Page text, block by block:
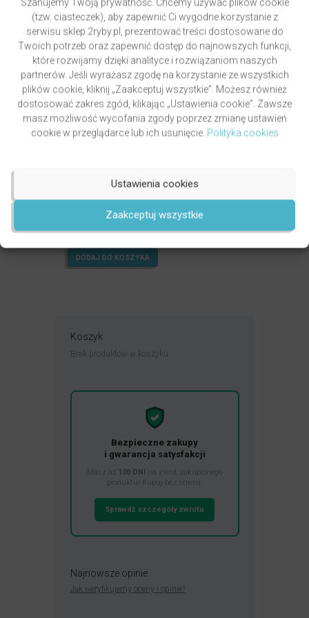
(tzw. ciasteczek), aby zapewnić Ci wygodne korzystanie z
serwisu sklep.2ryby.pl, prezentować treści dostosowane do
Twoich potrzeb oraz zapewnić dostęp do najnowszych funkcji,
które rozwijamy dzięki analityce i rozwiązaniom naszych
partnerów. Jeśli wyrażasz zgodę na korzystanie ze wszystkich
plików cookie, kliknij „Zaakceptuj wszystkie”. Możesz również
dostosować zakres zgód, klikając „Ustawienia cookie”. Zawsze
masz możliwość wycofania zgody poprzez zmianę ustawień
cookie w przeglądarce lub ich usunięcie. Polityka cookies
Zaakceptuj wszystkie
Ustawienia cookies
PAWLUKIEWICZ | BECZ I DZWOŃ DZWONECZKIEM
(KSIĄŻKA)
ks. Piotr Pawlukiewicz
Oceniony
DODAJ DO KOSZYKA
Koszyk
Brak produktów w koszyku.
Bezpieczne zakupy
i gwarancja satysfakcji
Masz aż 100 DNI na zwrot zakupionego
produktu! Kupuj bez stresu.
Sprawdź szczegóły zwrotu
Najnowsze opinie
Jak weryfikujemy oceny i opinie?